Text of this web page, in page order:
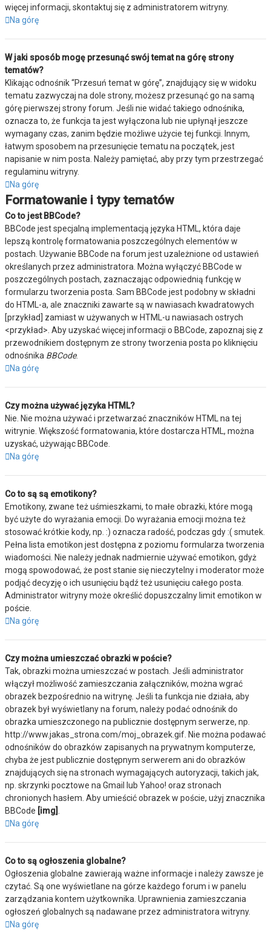
więcej informacji, skontaktuj się z administratorem witryny.
Na górę
W jaki sposób mogę przesunąć swój temat na górę strony
tematów?
Klikając odnośnik “Przesuń temat w górę”, znajdujący się w widoku
tematu zazwyczaj na dole strony, możesz przesunąć go na samą
górę pierwszej strony forum. Jeśli nie widać takiego odnośnika,
oznacza to, że funkcja ta jest wyłączona lub nie upłynął jeszcze
wymagany czas, zanim będzie możliwe użycie tej funkcji. Innym,
łatwym sposobem na przesunięcie tematu na początek, jest
napisanie w nim posta. Należy pamiętać, aby przy tym przestrzegać
regulaminu witryny.
Na górę
Formatowanie i typy tematów
Co to jest BBCode?
BBCode jest specjalną implementacją języka HTML, która daje
lepszą kontrolę formatowania poszczególnych elementów w
postach. Używanie BBCode na forum jest uzależnione od ustawień
określanych przez administratora. Można wyłączyć BBCode w
poszczególnych postach, zaznaczając odpowiednią funkcję w
formularzu tworzenia posta. Sam BBCode jest podobny w składni
do HTML-a, ale znaczniki zawarte są w nawiasach kwadratowych
[przykład] zamiast w używanych w HTML-u nawiasach ostrych
<przykład>. Aby uzyskać więcej informacji o BBCode, zapoznaj się z
przewodnikiem dostępnym ze strony tworzenia posta po kliknięciu
odnośnika BBCode.
Na górę
Czy można używać języka HTML?
Nie. Nie można używać i przetwarzać znaczników HTML na tej
witrynie. Większość formatowania, które dostarcza HTML, można
uzyskać, używając BBCode.
Na górę
Co to są są emotikony?
Emotikony, zwane też uśmieszkami, to małe obrazki, które mogą
być użyte do wyrażania emocji. Do wyrażania emocji można też
stosować krótkie kody, np. :) oznacza radość, podczas gdy :( smutek.
Pełna lista emotikon jest dostępna z poziomu formularza tworzenia
wiadomości. Nie należy jednak nadmiernie używać emotikon, gdyż
mogą spowodować, że post stanie się nieczytelny i moderator może
podjąć decyzję o ich usunięciu bądź też usunięciu całego posta.
Administrator witryny może określić dopuszczalny limit emotikon w
poście.
Na górę
Czy można umieszczać obrazki w poście?
Tak, obrazki można umieszczać w postach. Jeśli administrator
włączył możliwość zamieszczania załączników, można wgrać
obrazek bezpośrednio na witrynę. Jeśli ta funkcja nie działa, aby
obrazek był wyświetlany na forum, należy podać odnośnik do
obrazka umieszczonego na publicznie dostępnym serwerze, np.
http://www.jakas_strona.com/moj_obrazek.gif. Nie można podawać
odnośników do obrazków zapisanych na prywatnym komputerze,
chyba że jest publicznie dostępnym serwerem ani do obrazków
znajdujących się na stronach wymagających autoryzacji, takich jak,
np. skrzynki pocztowe na Gmail lub Yahoo! oraz stronach
chronionych hasłem. Aby umieścić obrazek w poście, użyj znacznika
BBCode [img]
Na górę
Co to są ogłoszenia globalne?
Ogłoszenia globalne zawierają ważne informacje i należy zawsze je
czytać. Są one wyświetlane na górze każdego forum i w panelu
zarządzania kontem użytkownika. Uprawnienia zamieszczania
ogłoszeń globalnych są nadawane przez administratora witryny.
Na górę